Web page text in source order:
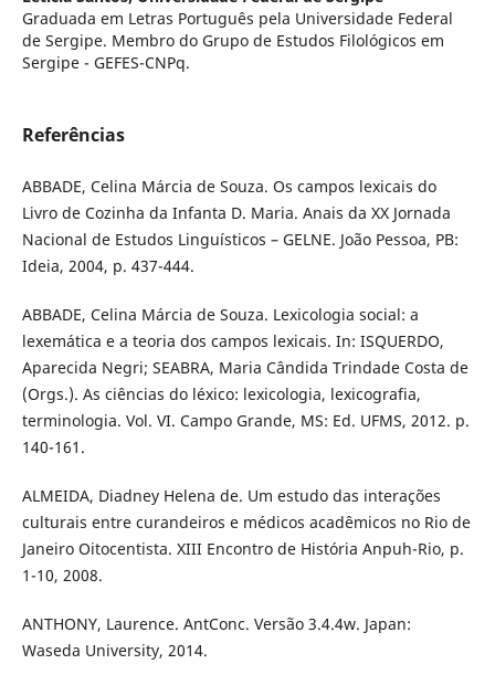
Graduada em Letras Português pela Universidade Federal
de Sergipe. Membro do Grupo de Estudos Filológicos em
Sergipe - GEFES-CNPq.
Referências
ABBADE, Celina Márcia de Souza. Os campos lexicais do
Livro de Cozinha da Infanta D. Maria. Anais da XX Jornada
Nacional de Estudos Linguísticos – GELNE. João Pessoa, PB:
Ideia, 2004, p. 437-444.
ABBADE, Celina Márcia de Souza. Lexicologia social: a
lexemática e a teoria dos campos lexicais. In: ISQUERDO,
Aparecida Negri; SEABRA, Maria Cândida Trindade Costa de
(Orgs.). As ciências do léxico: lexicologia, lexicografia,
terminologia. Vol. VI. Campo Grande, MS: Ed. UFMS, 2012. p.
140-161.
ALMEIDA, Diadney Helena de. Um estudo das interações
culturais entre curandeiros e médicos acadêmicos no Rio de
Janeiro Oitocentista. XIII Encontro de História Anpuh-Rio, p.
1-10, 2008.
ANTHONY, Laurence. AntConc. Versão 3.4.4w. Japan:
Waseda University, 2014.